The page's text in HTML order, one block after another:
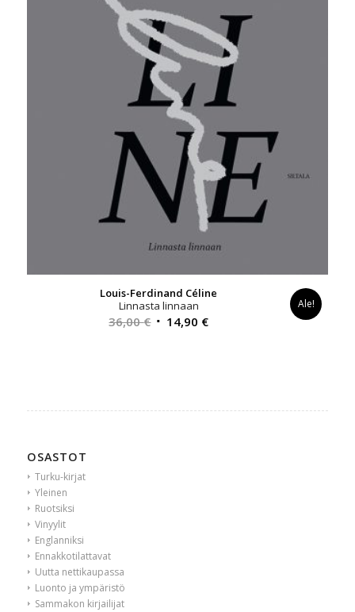
Louis-Ferdinand Céline
Linnasta linnaan
36,00€ Alkuperäinen
14,90 €Nykyinen
Ale!
OSASTOT
Turku-kirjat
Yleinen
Ruotsiksi
Vinyylit
Englanniksi
Ennakkotilattavat
Uutta nettikaupassa
Luonto ja ympäristö
Sammakon kirjailijat